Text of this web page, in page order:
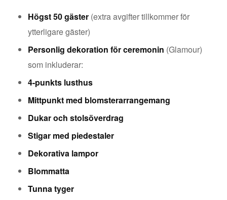
Högst 50 gäster (extra avgifter tillkommer för
ytterligare gäster)
Personlig dekoration för ceremonin (Glamour)
som inkluderar:
4-punkts lusthus
Mittpunkt med blomsterarrangemang
Dukar och stolsöverdrag
Stigar med piedestaler
Dekorativa lampor
Blommatta
Tunna tyger